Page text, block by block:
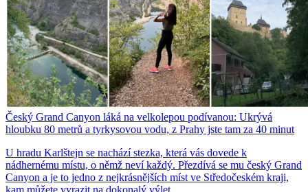
Český Grand Canyon láká na velkolepou podívanou: Ukrývá
hloubku 80 metrů a tyrkysovou vodu, z Prahy jste tam za 40 minut
U hradu Karlštejn se nachází stezka, která vás dovede k
nádhernému místu, o němž neví každý. Přezdívá se mu český Grand
Canyon a je to jedno z nejkrásnějších míst ve Středočeském kraji,